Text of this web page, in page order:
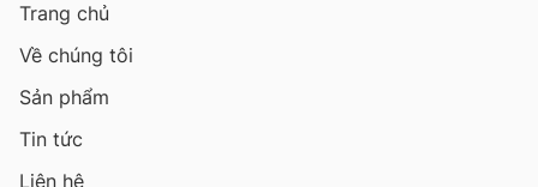
Trang chủ
Về chúng tôi
Sản phẩm
Tin tức
Liên hệ